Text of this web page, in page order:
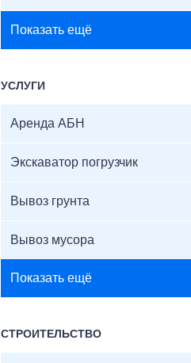
Показать ещё
УСЛУГИ
Аренда АБН
Экскаватор погрузчик
Вывоз грунта
Вывоз мусора
Показать ещё
СТРОИТЕЛЬСТВО